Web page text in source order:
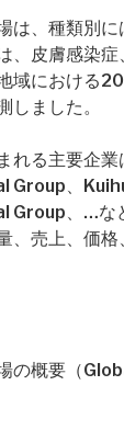
は、種類別
、皮膚感染
域における
しました。
れる主要企
Group、
Group、…な
、売上、価
の概要（